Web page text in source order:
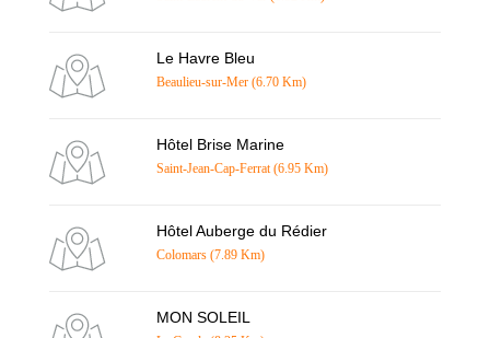
Le Havre Bleu
Beaulieu-sur-Mer (6.70 Km)
Hôtel Brise Marine
Saint-Jean-Cap-Ferrat (6.95 Km)
Hôtel Auberge du Rédier
Colomars (7.89 Km)
MON SOLEIL